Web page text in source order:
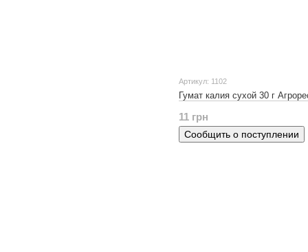
Артикул: 1102
Гумат калия сухой 30 г
11 грн
Сообщить о поступлении